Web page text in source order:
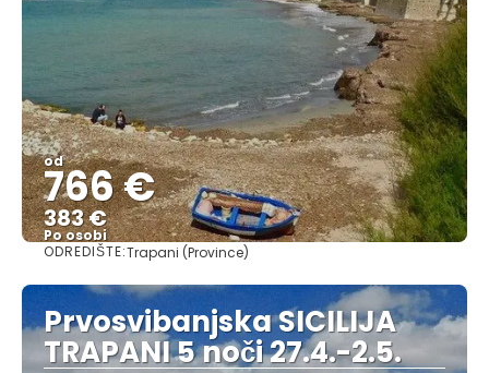
od
766 €
383 €
Po osobi
Vidjeti
ODREDIŠTE:Trapani (Province)
Prvosvibanjska SICILIJA
TRAPANI 5 noči 27.4.-2.5.